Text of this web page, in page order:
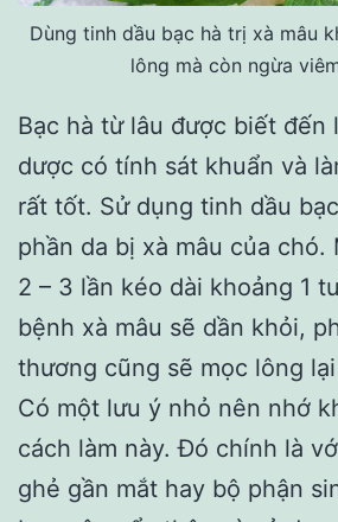
Dùng tinh dầu bạc hà trị xà mâu
lông mà còn ngừa
Bạc hà từ lâu được biết đến
dược có tính sát khuẩn và
rất tốt. Sử dụng tinh dầu
phần da bị xà mâu của
2 – 3 lần kéo dài khoảng 1
bệnh xà mâu sẽ dần khỏi,
thương cũng sẽ mọc lông
Có một lưu ý nhỏ nên nhớ
cách làm này. Đó chính là
ghẻ gần mắt hay bộ phận